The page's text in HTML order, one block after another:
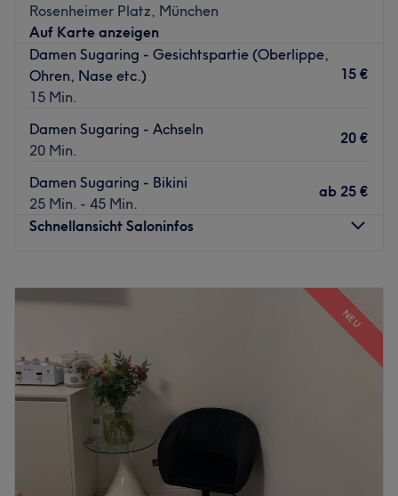
Rosenheimer Platz, München
Auf Karte anzeigen
Damen Sugaring - Gesichtspartie (Oberlippe,
Ohren, Nase etc.)
15 Min.
15 €
Damen Sugaring - Achseln
20 Min.
20 €
Damen Sugaring - Bikini
25 Min. - 45 Min.
ab 25 €
Schnellansicht Saloninfos
–20:00
20:00
Freitag
Samstag
Sonntag
Inmitten von München erwartet euch das Beauty Studio
Marina Tsalina mit einer entspannten, herzlichen
Atmosphäre. Hier könnt ihr euch eine Auszeit gönnen und
NEU